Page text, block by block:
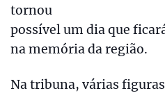
tornou
possível um dia que
na memória da região.
Na tribuna, várias